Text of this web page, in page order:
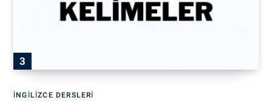
İNGILIZCE DERSLERI